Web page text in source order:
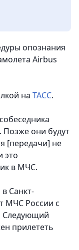
опознания
Airbus
на ТАСС.
Позже они будут
[передачи] не
это
в МЧС.
Санкт-
МЧС России с
Следующий
прилететь